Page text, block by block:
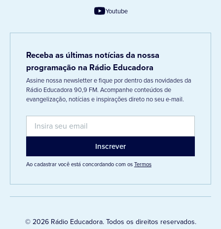
Youtube
Receba as últimas notícias da nossa
programação na Rádio Educadora
Assine nossa newsletter e fique por dentro das novidades da
Rádio Educadora 90,9 FM. Acompanhe conteúdos de
evangelização, notícias e inspirações direto no seu e-mail.
Ao cadastrar você está concordando com osTermos
© 2026 Rádio Educadora. Todos os direitos reservados.